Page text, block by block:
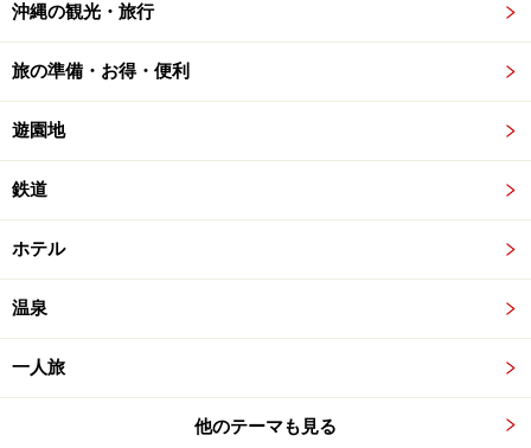
沖縄の観光・旅行
旅の準備・お得・便利
遊園地
鉄道
ホテル
温泉
一人旅
他のテーマも見る